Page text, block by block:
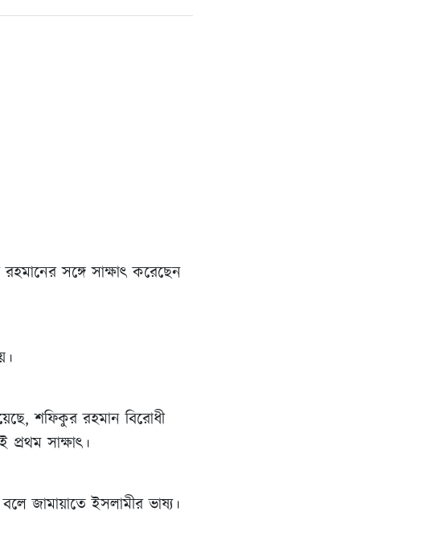
সঙ্গে সাক্ষাৎ করেছেন
শফিকুর রহমান বিরোধী
প্রথম সাক্ষাৎ।
জামায়াতে ইসলামীর ভাষ্য।